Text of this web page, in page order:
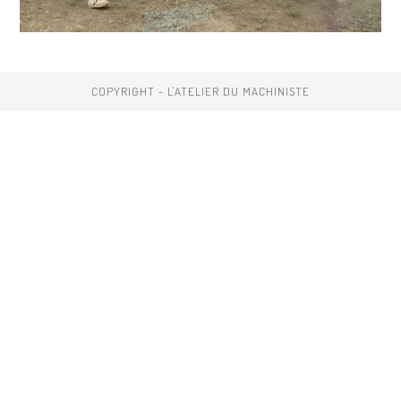
COPYRIGHT - L'ATELIER DU MACHINISTE